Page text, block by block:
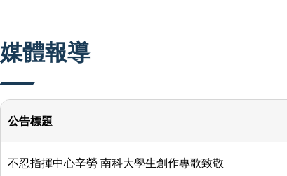
媒體報導
公告標題
不忍指揮中心辛勞 南科大學生創作專歌致敬